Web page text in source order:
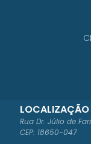
LOCALIZAÇÃO
Rua Dr. Júlio de
CEP: 18650-047